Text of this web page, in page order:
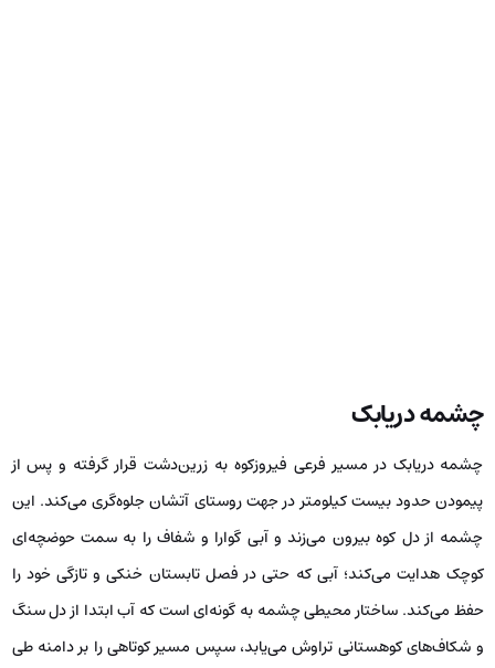
چشمه دریابک
چشمه دریابک در مسیر فرعی فیروزکوه به زرین‌دشت قرار گرفته و پس از
پیمودن حدود بیست کیلومتر در جهت روستای آتشان جلوه‌گری می‌کند. این
چشمه از دل کوه بیرون می‌زند و آبی گوارا و شفاف را به سمت حوضچه‌ای
کوچک هدایت می‌کند؛ آبی که حتی در فصل تابستان خنکی و تازگی خود را
حفظ می‌کند. ساختار محیطی چشمه به گونه‌ای است که آب ابتدا از دل سنگ
و شکاف‌های کوهستانی تراوش می‌یابد، سپس مسیر کوتاهی را بر دامنه طی